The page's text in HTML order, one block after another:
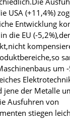
USA (+11,4%)
Entwicklung
die EU (-
um
jene der Metalle
Ausfuhren von
stiegen